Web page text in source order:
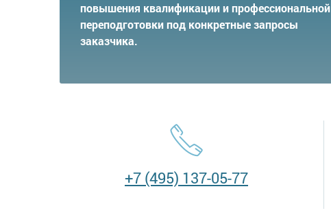
повышения квалификации и профессиональной
переподготовки под конкретные запросы
заказчика.
+7 (495) 137-05-77